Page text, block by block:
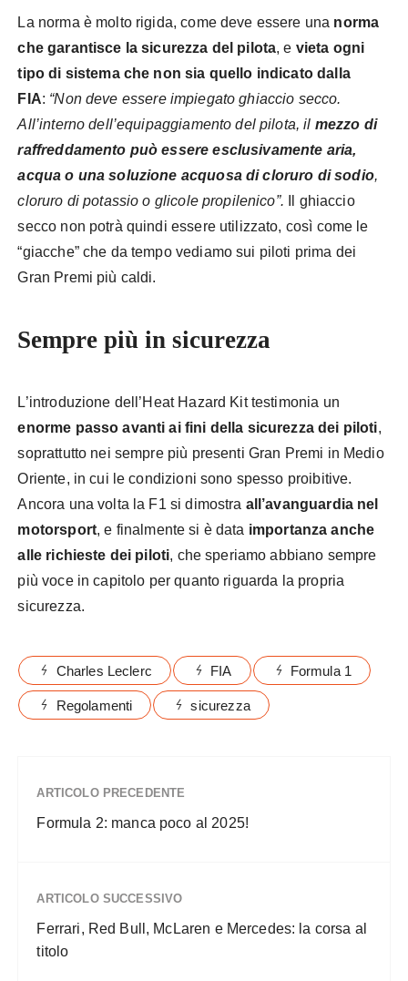
La norma è molto rigida, come deve essere una norma
che garantisce la sicurezza del pilota, e vieta ogni
tipo di sistema che non sia quello indicato dalla
FIA: “Non deve essere impiegato ghiaccio secco.
All’interno dell’equipaggiamento del pilota, il mezzo di
raffreddamento può essere esclusivamente aria,
acqua o una soluzione acquosa di cloruro di sodio,
cloruro di potassio o glicole propilenico”. Il ghiaccio
secco non potrà quindi essere utilizzato, così come le
“giacche” che da tempo vediamo sui piloti prima dei
Gran Premi più caldi.
Sempre più in sicurezza
L’introduzione dell’Heat Hazard Kit testimonia un
enorme passo avanti ai fini della sicurezza dei piloti,
soprattutto nei sempre più presenti Gran Premi in Medio
Oriente, in cui le condizioni sono spesso proibitive.
Ancora una volta la F1 si dimostra all’avanguardia nel
motorsport, e finalmente si è data importanza anche
alle richieste dei piloti, che speriamo abbiano sempre
più voce in capitolo per quanto riguarda la propria
sicurezza.
Charles Leclerc FIA Formula 1
Regolamenti sicurezza
ARTICOLO PRECEDENTE
Formula 2: manca poco al 2025!
ARTICOLO SUCCESSIVO
Ferrari, Red Bull, McLaren e Mercedes: la corsa al
titolo